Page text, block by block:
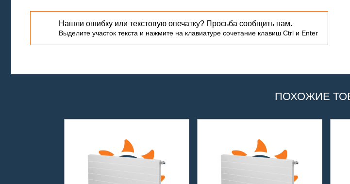
Нашли ошибку или текстовую опечатку? Просьба сообщить нам.
Выделите участок текста и нажмите на клавиатуре сочетание клавиш Ctrl и Enter
ПОХОЖИЕ